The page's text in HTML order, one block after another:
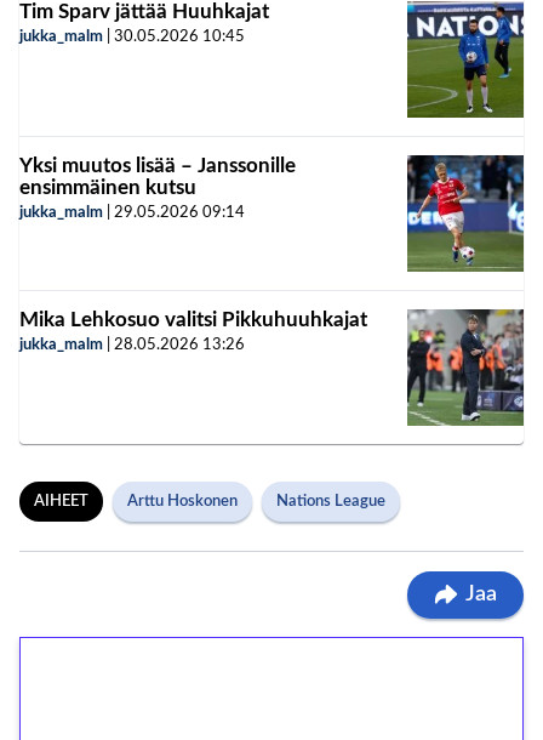
Tim Sparv jättää Huuhkajat
jukka_malm 30.05.2026 10:45
Yksi muutos lisää – Janssonille
ensimmäinen kutsu
jukka_malm 29.05.2026 09:14
Mika Lehkosuo valitsi Pikkuhuuhkajat
jukka_malm 28.05.2026 13:26
AIHEET Arttu Hoskonen Nations League
Jaa